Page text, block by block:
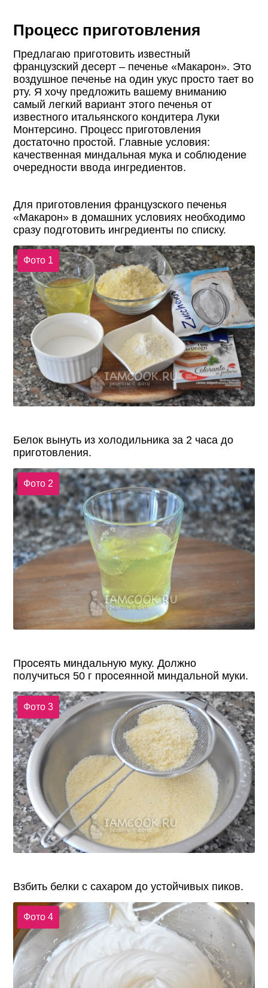
Процесс приготовления
Предлагаю приготовить известный
французский десерт – печенье «Макарон». Это
воздушное печенье на один укус просто тает во
рту. Я хочу предложить вашему вниманию
самый легкий вариант этого печенья от
известного итальянского кондитера Луки
Монтерсино. Процесс приготовления
достаточно простой. Главные условия:
качественная миндальная мука и соблюдение
очередности ввода ингредиентов.
Для приготовления французского печенья
«Макарон» в домашних условиях необходимо
сразу подготовить ингредиенты по списку.
Фото 1
Белок вынуть из холодильника за 2 часа до
приготовления.
Фото 2
Просеять миндальную муку. Должно
получиться 50 г просеянной миндальной муки.
Фото 3
Взбить белки с сахаром до устойчивых пиков.
Фото 4